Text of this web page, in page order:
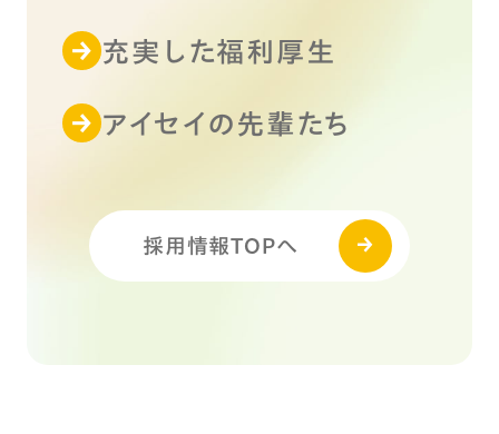
充実した福利厚生
アイセイの先輩たち
採用情報TOPへ